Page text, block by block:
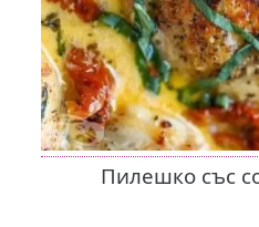
Пилешко със